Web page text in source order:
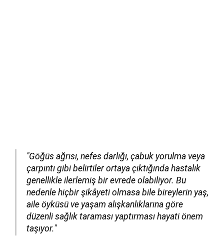
"Göğüs ağrısı, nefes darlığı, çabuk yorulma veya
çarpıntı gibi belirtiler ortaya çıktığında hastalık
genellikle ilerlemiş bir evrede olabiliyor. Bu
nedenle hiçbir şikâyeti olmasa bile bireylerin yaş,
aile öyküsü ve yaşam alışkanlıklarına göre
düzenli sağlık taraması yaptırması hayati önem
taşıyor."